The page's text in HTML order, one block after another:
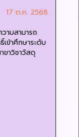
17 ต.ค. 2568
ามสามารถ
ข้าศึกษาระดับ
าวิชาวัสดุ